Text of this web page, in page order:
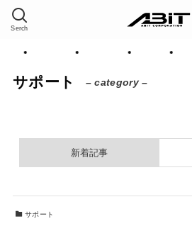
Serch
情報 採用情報 サポート Home
サポート – category –
新着記事
サポート